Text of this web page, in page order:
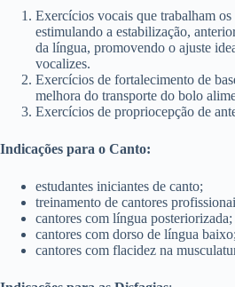
Exercícios vocais que trabalham
estimulando a estabilização,
da língua, promovendo o ajuste
vocalizes.
Exercícios de fortalecimento de
melhora do transporte do bolo
Exercícios de propriocepção de
Indicações para o Canto:
estudantes iniciantes de canto;
treinamento de cantores
cantores com língua posteriorizada;
cantores com dorso de língua baixo;
cantores com flacidez na